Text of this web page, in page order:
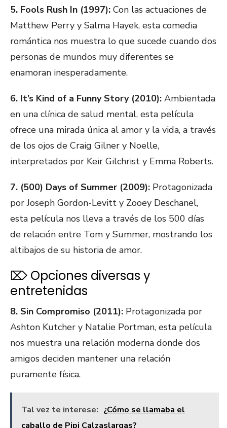
5. Fools Rush In (1997): Con las actuaciones de
Matthew Perry y Salma Hayek, esta comedia
romántica nos muestra lo que sucede cuando dos
personas de mundos muy diferentes se
enamoran inesperadamente.
6. It’s Kind of a Funny Story (2010): Ambientada
en una clínica de salud mental, esta película
ofrece una mirada única al amor y la vida, a través
de los ojos de Craig Gilner y Noelle,
interpretados por Keir Gilchrist y Emma Roberts.
7. (500) Days of Summer (2009): Protagonizada
por Joseph Gordon-Levitt y Zooey Deschanel,
esta película nos lleva a través de los 500 días
de relación entre Tom y Summer, mostrando los
altibajos de su historia de amor.
⌦ Opciones diversas y
entretenidas
8. Sin Compromiso (2011): Protagonizada por
Ashton Kutcher y Natalie Portman, esta película
nos muestra una relación moderna donde dos
amigos deciden mantener una relación
puramente física.
Tal vez te interese: ¿Cómo se llamaba el
caballo de Pipi Calzaslargas?